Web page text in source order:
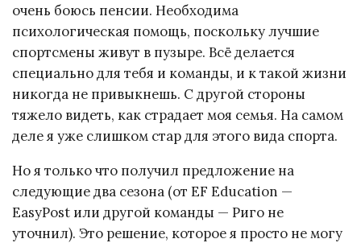
очень боюсь пенсии. Необходима
психологическая помощь, поскольку лучшие
спортсмены живут в пузыре. Всё делается
специально для тебя и команды, и к такой жизни
никогда не привыкнешь. С другой стороны
тяжело видеть, как страдает моя семья. На самом
деле я уже слишком стар для этого вида спорта.
Но я только что получил предложение на
следующие два сезона (от EF Education —
EasyPost или другой команды — Риго не
уточнил). Это решение, которое я просто не могу